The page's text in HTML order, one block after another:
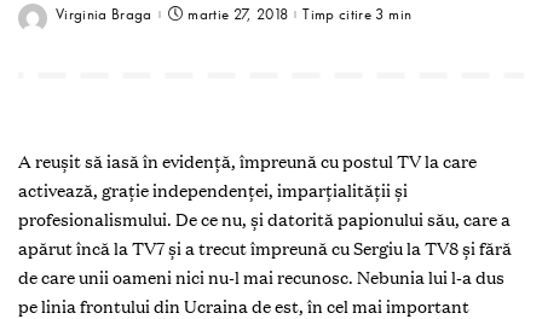
Virginia Braga martie 27, 2018 Timp citire 3 min
A reușit să iasă în evidență, împreună cu postul TV la care
activează, grație independenței, imparțialității și
profesionalismului. De ce nu, și datorită papionului său, care a
apărut încă la TV7 și a trecut împreună cu Sergiu la TV8 și fără
de care unii oameni nici nu-l mai recunosc. Nebunia lui l-a dus
pe linia frontului din Ucraina de est, în cel mai important